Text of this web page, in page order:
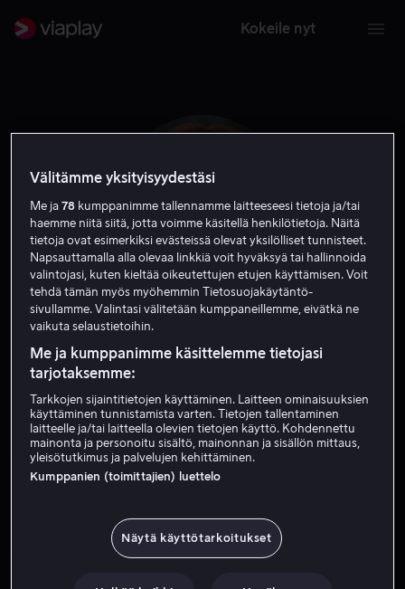
Kokeile nyt
Karolina Gruszka
Välitämme yksityisyydestäsi
Me ja78 kumppanimme tallennamme laitteeseesi tietoja ja/tai
haemme niitä siitä, jotta voimme käsitellä henkilötietoja. Näitä
tietoja ovat esimerkiksi evästeissä olevat yksilölliset tunnisteet.
Napsauttamalla alla olevaa linkkiä voit hyväksyä tai hallinnoida
valintojasi, kuten kieltää oikeutettujen etujen käyttämisen. Voit
tehdä tämän myös myöhemmin Tietosuojakäytäntö-
sivullamme. Valintasi välitetään kumppaneillemme, eivätkä ne
vaikuta selaustietoihin.
Me ja kumppanimme käsittelemme tietojasi
tarjotaksemme:
Tarkkojen sijaintitietojen käyttäminen. Laitteen ominaisuuksien
käyttäminen tunnistamista varten. Tietojen tallentaminen
laitteelle ja/tai laitteella olevien tietojen käyttö. Kohdennettu
mainonta ja personoitu sisältö, mainonnan ja sisällön mittaus,
yleisötutkimus ja palvelujen kehittäminen.
Kumppanien (toimittajien) luettelo
Näytä käyttötarkoitukset